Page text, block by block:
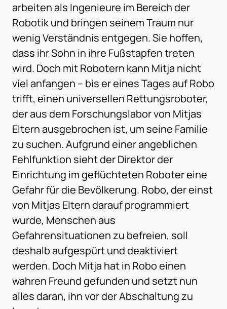
arbeiten als Ingenieure im Bereich der
Robotik und bringen seinem Traum nur
wenig Verständnis entgegen. Sie hoffen,
dass ihr Sohn in ihre Fußstapfen treten
wird. Doch mit Robotern kann Mitja nicht
viel anfangen – bis er eines Tages auf Robo
trifft, einen universellen Rettungsroboter,
der aus dem Forschungslabor von Mitjas
Eltern ausgebrochen ist, um seine Familie
zu suchen. Aufgrund einer angeblichen
Fehlfunktion sieht der Direktor der
Einrichtung im geflüchteten Roboter eine
Gefahr für die Bevölkerung. Robo, der einst
von Mitjas Eltern darauf programmiert
wurde, Menschen aus
Gefahrensituationen zu befreien, soll
deshalb aufgespürt und deaktiviert
werden. Doch Mitja hat in Robo einen
wahren Freund gefunden und setzt nun
alles daran, ihn vor der Abschaltung zu